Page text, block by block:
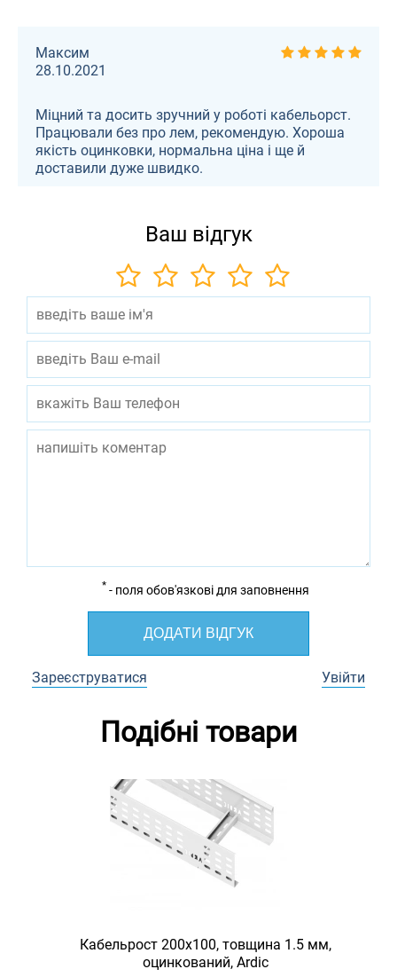
по всему участку
Максим
28.10.2021
Міцний та досить зручний у роботі кабельорст.
Працювали без про лем, рекомендую. Хороша
якість оцинковки, нормальна ціна і ще й
доставили дуже швидко.
Ваш відгук
* - поля обов'язкові для заповнення
ДОДАТИ ВІДГУК
Зареєструватися Увійти
Подібні товари
Кабельрост 200х100, товщина 1.5 мм,
оцинкований, Ardic